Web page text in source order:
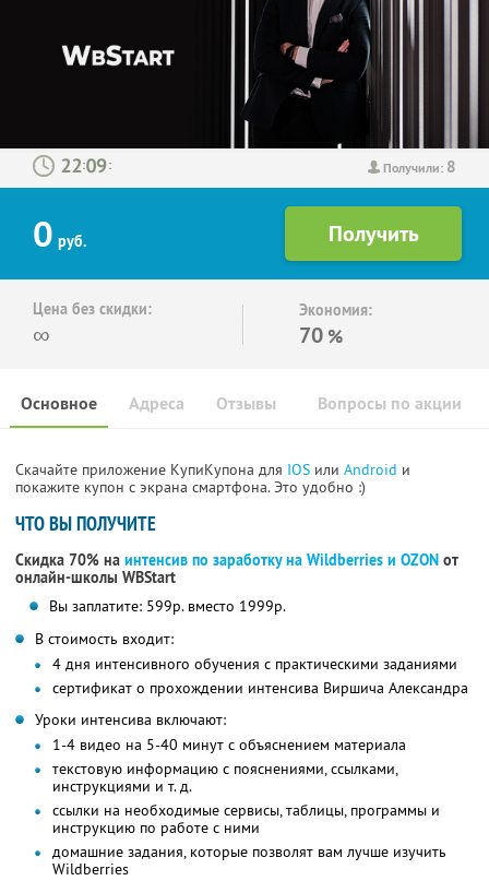
Получили: 8
: :
0 руб.
Цена без скидки:
∞
Экономия:
70 %
Основное Отзывы Вопросы по акции
Адреса
Скачайте приложение КупиКупона для IOS или Android и
покажите купон с экрана смартфона. Это удобно :)
ЧТО ВЫ ПОЛУЧИТЕ
Скидка 70% на интенсив по заработку на Wildberries и OZON от
онлайн-школы WBStart
Вы заплатите: 599р. вместо 1999р.
В стоимость входит:
4 дня интенсивного обучения с практическими заданиями
сертификат о прохождении интенсива Виршича Александра
Уроки интенсива включают:
1-4 видео на 5-40 минут с объяснением материала
текстовую информацию с пояснениями, ссылками,
инструкциями и т. д.
ссылки на необходимые сервисы, таблицы, программы и
инструкцию по работе с ними
домашние задания, которые позволят вам лучше изучить
Wildberries